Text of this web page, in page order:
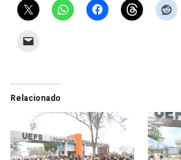
Relacionado